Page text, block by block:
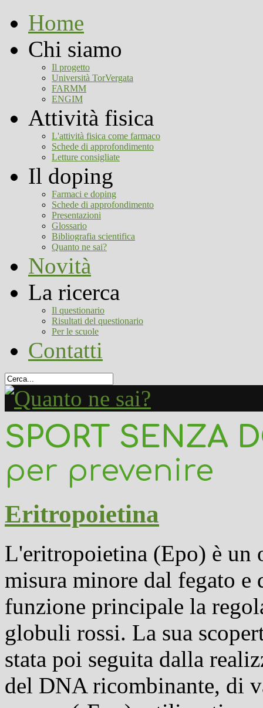
Home
Chi siamo
Il progetto
Università TorVergata
FARMM
ENGIM
Attività fisica
L'attività fisica come farmaco
Schede di approfondimento
Letture consigliate
Il doping
Farmaci e doping
Schede di approfondimento
Presentazioni
Glossario
Bibliografia scientifica
Quanto ne sai?
Novità
La ricerca
Il questionario
Risultati del questionario
Per le scuole
Contatti
SPORT SENZA
per prevenire
Eritropoietina
L'eritropoietina (Epo) è un
misura minore dal fegato e
funzione principale la
globuli rossi. La sua
stata poi seguita dalla
del DNA ricombinante, di